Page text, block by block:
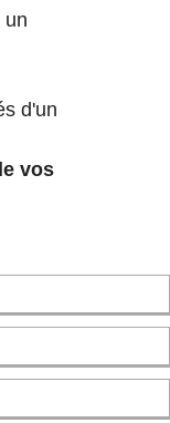
un
d'un
vos